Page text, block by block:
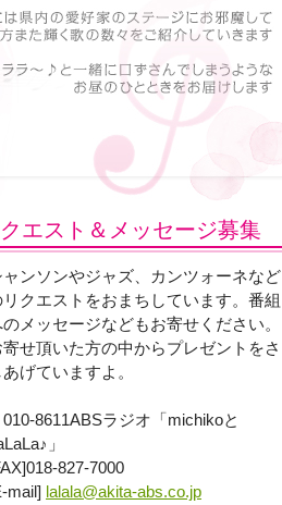
エスト＆メッセージ募集
ャンソンやジャズ、カンツォーネなど
リクエストをおまちしています。番組
メッセージなどもお寄せください。
寄せ頂いた方の中からプレゼントをさ
げていますよ。
8611ABSラジオ「michikoと
」
827-7000
mail] lalala@akita-abs.co.jp